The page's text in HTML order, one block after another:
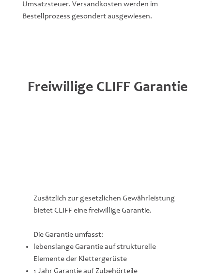
Freiwillige CLIFF Garantie
Zusätzlich zur gesetzlichen Gewährleistung
bietet CLIFF eine freiwillige Garantie.
Die Garantie umfasst:
lebenslange Garantie auf strukturelle
Elemente der Klettergerüste
1 Jahr Garantie auf Zubehörteile
Umsatzsteuer. Versandkosten werden im
Bestellprozess gesondert ausgewiesen.